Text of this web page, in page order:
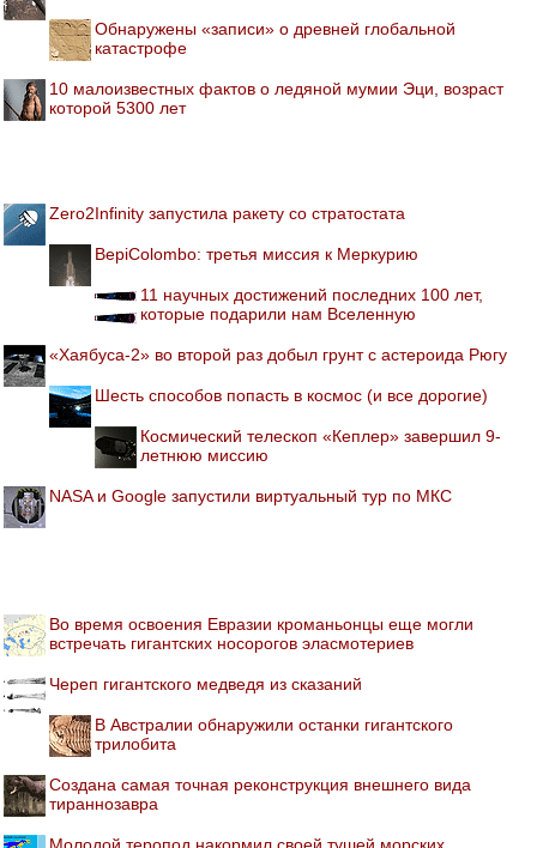
Обнаружены «записи» о древней глобальной
катастрофе
10 малоизвестных фактов о ледяной мумии Эци, возраст
которой 5300 лет
Zero2Infinity запустила ракету со стратостата
BepiColombo: третья миссия к Меркурию
11 научных достижений последних 100 лет,
которые подарили нам Вселенную
«Хаябуса-2» во второй раз добыл грунт с астероида Рюгу
Шесть способов попасть в космос (и все дорогие)
Космический телескоп «Кеплер» завершил 9-
летнюю миссию
NASA и Google запустили виртуальный тур по МКС
Во время освоения Евразии кроманьонцы еще могли
встречать гигантских носорогов эласмотериев
Череп гигантского медведя из сказаний
В Австралии обнаружили останки гигантского
трилобита
Создана самая точная реконструкция внешнего вида
тираннозавра
Молодой теропод накормил своей тушей морских